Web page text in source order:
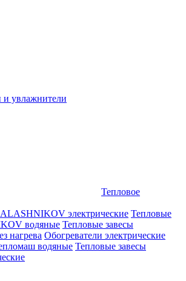
и увлажнители
Тепловое
электрические Тепловые
водяные Тепловые завесы
нагрева Обогреватели электрические
водяные Тепловые завесы